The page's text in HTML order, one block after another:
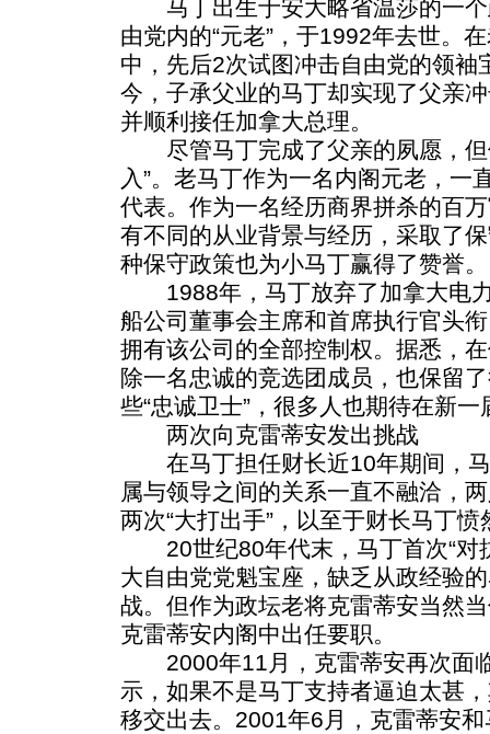
马丁出生于安大略省温莎的一个
由党内的“元老”，于1992年去世。
中，先后2次试图冲击自由党的领袖
今，子承父业的马丁却实现了父亲
并顺利接任加拿大总理。
尽管马丁完成了父亲的夙愿，但
入”。老马丁作为一名内阁元老，一
代表。作为一名经历商界拼杀的百
有不同的从业背景与经历，采取了
种保守政策也为小马丁赢得了赞誉。
1988年，马丁放弃了加拿大电力
船公司董事会主席和首席执行官头
拥有该公司的全部控制权。据悉，
除一名忠诚的竞选团成员，也保留
些“忠诚卫士”，很多人也期待在新
两次向克雷蒂安发出挑战
在马丁担任财长近10年期间，马
属与领导之间的关系一直不融洽，
两次“大打出手”，以至于财长马丁愤
20世纪80年代末，马丁首次“对
大自由党党魁宝座，缺乏从政经验
战。但作为政坛老将克雷蒂安当然
克雷蒂安内阁中出任要职。
2000年11月，克雷蒂安再次面
示，如果不是马丁支持者逼迫太甚
移交出去。2001年6月，克雷蒂安